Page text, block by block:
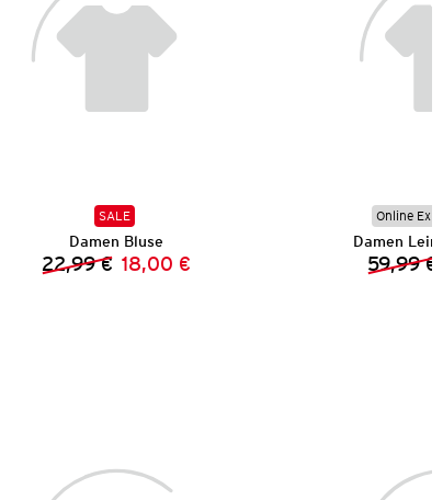
SALE
Damen Bluse
Vorheriger Preis:
22,99 € Neuer Preis:
18,00 €
Online
Damen
59,99 €